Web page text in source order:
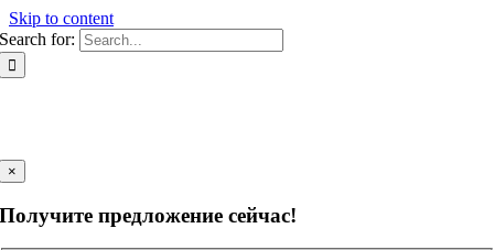
Skip to content
Search for:
×
Получите предложение сейчас!